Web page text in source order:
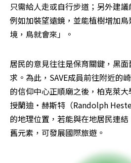
只需給人走或自行步道；另外建議
例如加裝望遠鏡，並能植樹增加
境，鳥就會來」。
居民的意見往往是保育關鍵，黑
求。為此，SAVE成員前往附近的
的信仰中心正順廟之後，柏克萊
授蘭迪‧赫斯特（Randolph
的地理位置，若能與在地居民連
舊元素，可發展國際旅遊。